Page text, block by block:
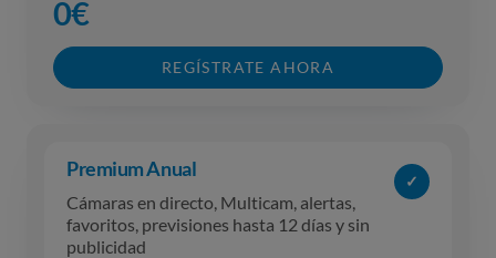
0€
REGÍSTRATE AHORA
PremiumAnual
Cámaras en directo, Multicam, alertas,
favoritos, previsiones hasta 12 días y sin
publicidad
✓